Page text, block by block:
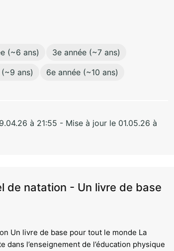
(~6 ans)
3e année (~7 ans)
ans) 6e année (~10 ans)
à 21:55 - Mise à jour le 01.05.26 à
de natation - Un livre de base
Un livre de base pour tout le monde La
l’enseignement de l’éducation physique